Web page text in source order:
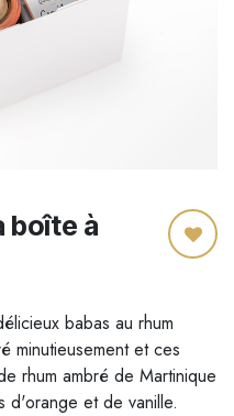
boîte à
babas au rhum
minutieusement et ces
rhum ambré de Martinique
d'orange et de vanille.